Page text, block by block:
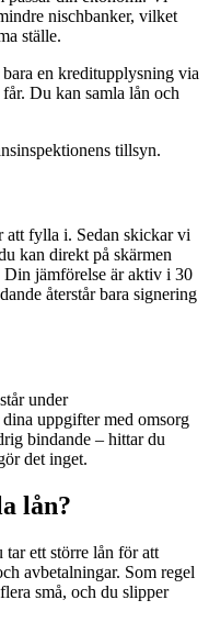
nischbanker, vilket
ställe.
en kreditupplysning via
Du kan samla lån och
tillsyn.
att fylla i. Sedan skickar vi
kan direkt på skärmen
jämförelse är aktiv i 30
återstår bara signering
under
uppgifter med omsorg
bindande – hittar du
det inget.
lån?
tar ett större lån för att
avbetalningar. Som regel
små, och du slipper